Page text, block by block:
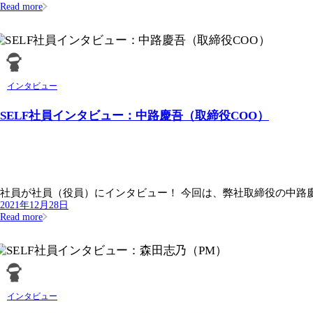
Read more
インタビュー
SELF社員インタビュー：中路慶吾（取締役COO）
社員が社員（役員）にインタビュー！ 今回は、弊社取締役の中路
2021年12月28日
Read more
インタビュー